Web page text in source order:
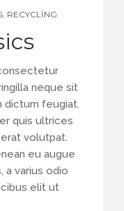
RECYCLING
neque sit
dictum feugiat.
quis ultrices
volutpat.
eu augue
a varius odio
elit ut